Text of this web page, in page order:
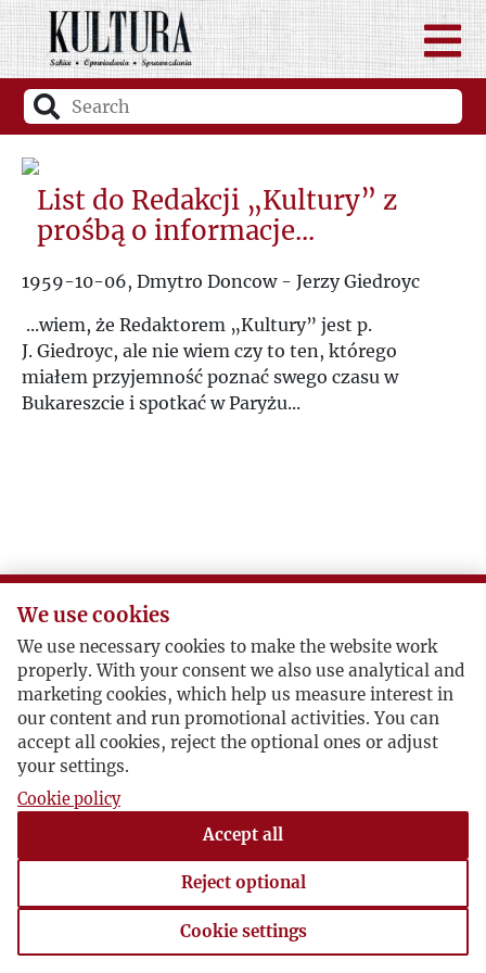
List do Redakcji „Kultury” z
prośbą o informacje...
1959-10-06, Dmytro Doncow - Jerzy Giedroyc
...wiem, że Redaktorem „Kultury” jest p.
J. Giedroyc, ale nie wiem czy to ten, którego
miałem przyjemność poznać swego czasu w
Bukareszcie i spotkać w Paryżu...
We use cookies
We use necessary cookies to make the website work
properly. With your consent we also use analytical and
marketing cookies, which help us measure interest in
our content and run promotional activities. You can
accept all cookies, reject the optional ones or adjust
your settings.
Cookie policy
Accept all
Reject optional
Cookie settings
Cookie settings